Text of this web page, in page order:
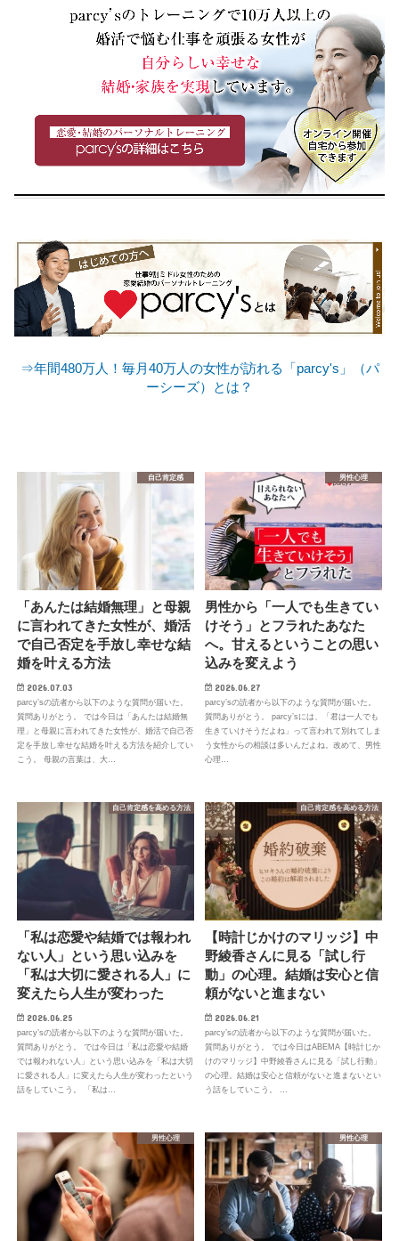
⇒年間480万人！毎月40万人の女性が訪れる「parcy's」（パ
ーシーズ）とは？
自己肯定感
「あんたは結婚無理」と母親
に言われてきた女性が、婚活
で自己否定を手放し幸せな結
婚を叶える方法
2026.07.03
parcy’sの読者から以下のような質問が届いた。
質問ありがとう。 では今日は「あんたは結婚無
理」と母親に言われてきた女性が、婚活で自己否
定を手放し幸せな結婚を叶える方法を紹介してい
こう。 母親の言葉は、大…
男性心理
男性から「一人でも生きてい
けそう」とフラれたあなた
へ。甘えるということの思い
込みを変えよう
2026.06.27
parcy’sの読者から以下のような質問が届いた。
質問ありがとう。 parcy’sには、「君は一人でも
生きていけそうだよね」って言われて別れてしま
う女性からの相談は多いんだよね。改めて、男性
心理…
自己肯定感を高める方法
「私は恋愛や結婚では報われ
ない人」という思い込みを
「私は大切に愛される人」に
変えたら人生が変わった
2026.06.25
parcy’sの読者から以下のような質問が届いた。
質問ありがとう。 では今日は「私は恋愛や結婚
では報われない人」という思い込みを「私は大切
に愛される人」に変えたら人生が変わったという
話をしていこう。 「私は…
自己肯定感を高める方法
【時計じかけのマリッジ】中
野綾香さんに見る「試し行
動」の心理。結婚は安心と信
頼がないと進まない
2026.06.21
parcy’sの読者から以下のような質問が届いた。
質問ありがとう。 では今日はABEMA【時計じか
けのマリッジ】中野綾香さんに見る「試し行動」
の心理。結婚は安心と信頼がないと進まないとい
う話をしていこう。 …
男性心理 男性心理